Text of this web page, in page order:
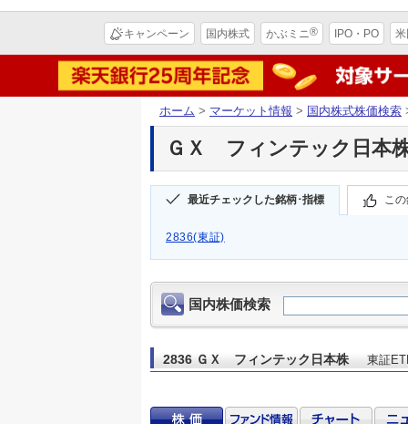
キャンペーン 国内株式 かぶミニ® IPO・PO
ホーム > マーケット情報 > 国内株式株価検索
ＧＸ フィンテック日本
最近チェックした銘柄･指標 こ
2836(東証)